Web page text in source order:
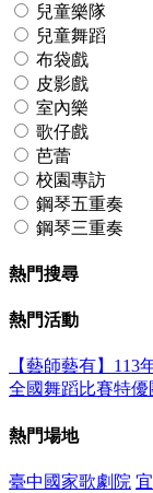
兒童樂隊
兒童舞蹈
布袋戲
皮影戲
室內樂
歌仔戲
芭蕾
校園專訪
鋼琴五重奏
鋼琴三重奏
熱門搜尋
熱門活動
【藝師藝有】113
全國舞蹈比賽特優
熱門場地
臺中國家歌劇院